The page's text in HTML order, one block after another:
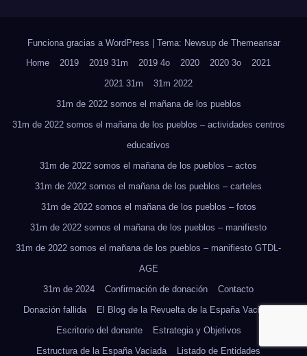
Funciona gracias a WordPress | Tema: Newsup de Themeansar
Home
2019 2019 31m 2019 4o 2020 2020 3o
2021
2021 31m
31m 2022
31m de 2022 somos el mañana de los pueblos
31m de 2022 somos el mañana de los pueblos – actividades centros
educativos
31m de 2022 somos el mañana de los pueblos – actos
31m de 2022 somos el mañana de los pueblos – carteles
31m de 2022 somos el mañana de los pueblos – fotos
31m de 2022 somos el mañana de los pueblos – manifiesto
31m de 2022 somos el mañana de los pueblos – manifiesto GTDL-
AGE
31m de 2024
Confirmación de donación
Contacto
Donación fallida
El Blog de la Revuelta de la España Vaciada
Escritorio del donante
Estrategia y Objetivos
Estructura de la España Vaciada
Listado de Entidades